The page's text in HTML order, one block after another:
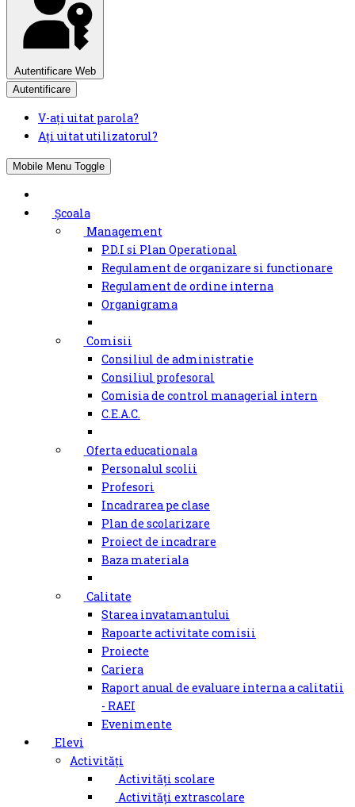
Autentificare Web
Autentificare
V-ați uitat parola?
Ați uitat utilizatorul?
Mobile Menu Toggle
Școala
Management
P.D.I si Plan Operational
Regulament de organizare si functionare
Regulament de ordine interna
Organigrama
Comisii
Consiliul de administratie
Consiliul profesoral
Comisia de control managerial intern
C.E.A.C.
Oferta educationala
Personalul scolii
Profesori
Incadrarea pe clase
Plan de scolarizare
Proiect de incadrare
Baza materiala
Calitate
Starea invatamantului
Rapoarte activitate comisii
Proiecte
Cariera
Raport anual de evaluare interna a calitatii
- RAEI
Evenimente
Elevi
Activități
Activități scolare
Activități extrascolare